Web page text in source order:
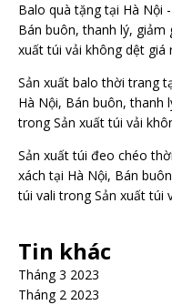
Balo quà tặng tại Hà Nội
Bán buôn, thanh lý, giảm
xuất túi vải không dệt giá
Sản xuất balo thời trang
Hà Nội, Bán buôn, thanh
trongSản xuất túi vải
Sản xuất túi đeo chéo
xách tại Hà Nội, Bán
túi vali trongSản xuất túi
Tin khác
Tháng 3 2023
Tháng 2 2023